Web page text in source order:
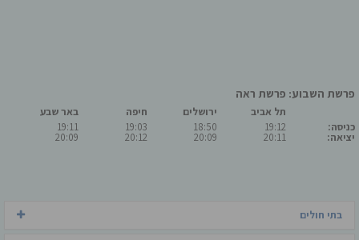
פרשת השבוע: פרשת ראה
כניסה:
יציאה:
תל אביב
19:12
20:11
ירושלים
18:50
20:09
חיפה
19:03
20:12
באר שבע
19:11
20:09
בתי חולים